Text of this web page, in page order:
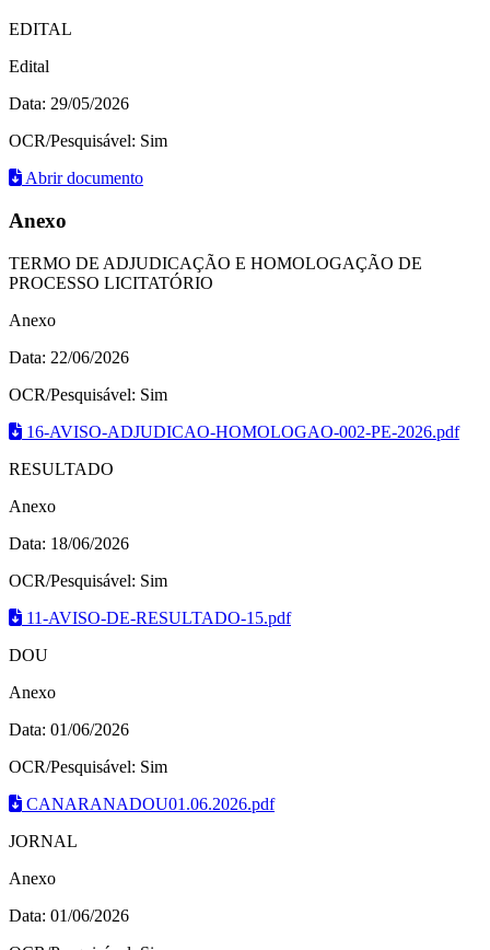
EDITAL
Edital
Data: 29/05/2026
OCR/Pesquisável: Sim
Abrir documento
Anexo
TERMO DE ADJUDICAÇÃO E HOMOLOGAÇÃO DE
PROCESSO LICITATÓRIO
Anexo
Data: 22/06/2026
OCR/Pesquisável: Sim
16-AVISO-ADJUDICAO-HOMOLOGAO-002-PE-2026.pdf
RESULTADO
Anexo
Data: 18/06/2026
OCR/Pesquisável: Sim
11-AVISO-DE-RESULTADO-15.pdf
DOU
Anexo
Data: 01/06/2026
OCR/Pesquisável: Sim
CANARANADOU01.06.2026.pdf
JORNAL
Anexo
Data: 01/06/2026